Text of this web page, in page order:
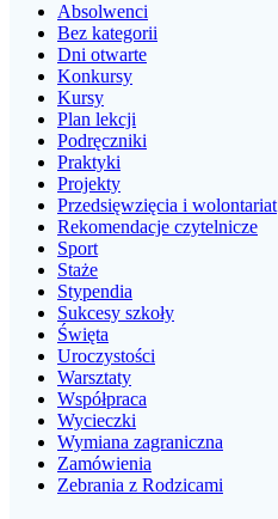
Absolwenci
Bez kategorii
Dni otwarte
Konkursy
Kursy
Plan lekcji
Podręczniki
Praktyki
Projekty
Przedsięwzięcia i wolontariat
Rekomendacje czytelnicze
Sport
Staże
Stypendia
Sukcesy szkoły
Święta
Uroczystości
Warsztaty
Współpraca
Wycieczki
Wymiana zagraniczna
Zamówienia
Zebrania z Rodzicami